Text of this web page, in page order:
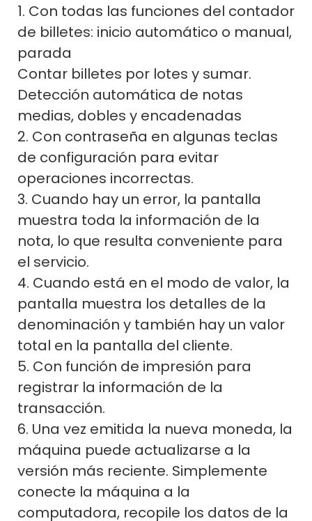
1. Con todas las funciones del contador
de billetes: inicio automático o manual,
parada
Contar billetes por lotes y sumar.
Detección automática de notas
medias, dobles y encadenadas
2. Con contraseña en algunas teclas
de configuración para evitar
operaciones incorrectas.
3. Cuando hay un error, la pantalla
muestra toda la información de la
nota, lo que resulta conveniente para
el servicio.
4. Cuando está en el modo de valor, la
pantalla muestra los detalles de la
denominación y también hay un valor
total en la pantalla del cliente.
5. Con función de impresión para
registrar la información de la
transacción.
6. Una vez emitida la nueva moneda, la
máquina puede actualizarse a la
versión más reciente. Simplemente
conecte la máquina a la
computadora, recopile los datos de la